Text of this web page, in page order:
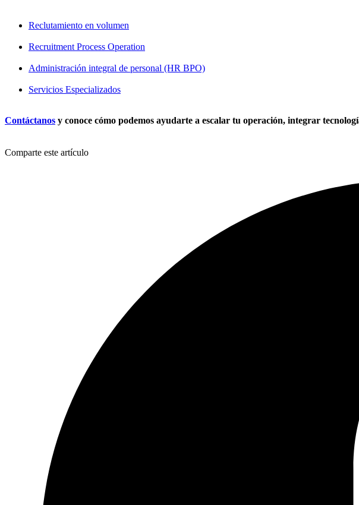
Reclutamiento en volumen
Recruitment Process Operation
Administración integral de personal (HR BPO)
Servicios Especializados
Contáctanos y conoce cómo podemos ayudarte a escalar tu operación, integrar
Comparte este artículo